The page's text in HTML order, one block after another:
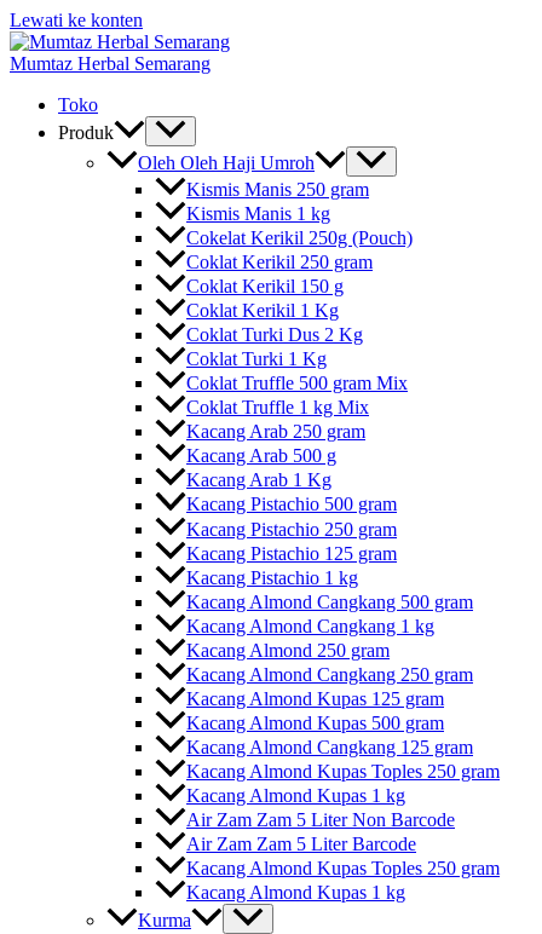
Lewati ke konten
Mumtaz Herbal Semarang
Toko
Produk
Oleh Oleh Haji Umroh
Kismis Manis 250 gram
Kismis Manis 1 kg
Cokelat Kerikil 250g (Pouch)
Coklat Kerikil 250 gram
Coklat Kerikil 150 g
Coklat Kerikil 1 Kg
Coklat Turki Dus 2 Kg
Coklat Turki 1 Kg
Coklat Truffle 500 gram Mix
Coklat Truffle 1 kg Mix
Kacang Arab 250 gram
Kacang Arab 500 g
Kacang Arab 1 Kg
Kacang Pistachio 500 gram
Kacang Pistachio 250 gram
Kacang Pistachio 125 gram
Kacang Pistachio 1 kg
Kacang Almond Cangkang 500 gram
Kacang Almond Cangkang 1 kg
Kacang Almond 250 gram
Kacang Almond Cangkang 250 gram
Kacang Almond Kupas 125 gram
Kacang Almond Kupas 500 gram
Kacang Almond Cangkang 125 gram
Kacang Almond Kupas Toples 250 gram
Kacang Almond Kupas 1 kg
Air Zam Zam 5 Liter Non Barcode
Air Zam Zam 5 Liter Barcode
Kacang Almond Kupas Toples 250 gram
Kacang Almond Kupas 1 kg
Kurma